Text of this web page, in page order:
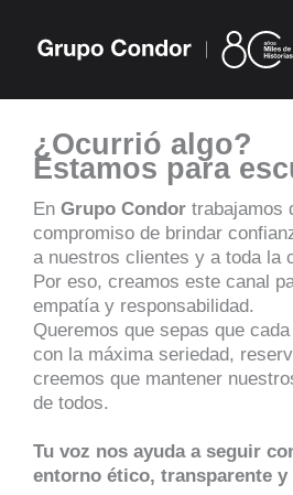
contenido
¿Ocurrió algo?
Estamos para
En Grupo Condor trabajamos
compromiso de brindar
a nuestros clientes y a toda la
Por eso, creamos este canal
empatía y responsabilidad.
Queremos que sepas que
con la máxima seriedad,
creemos que mantener
de todos.
Tu voz nos ayuda a seguir
entorno ético, transparente y